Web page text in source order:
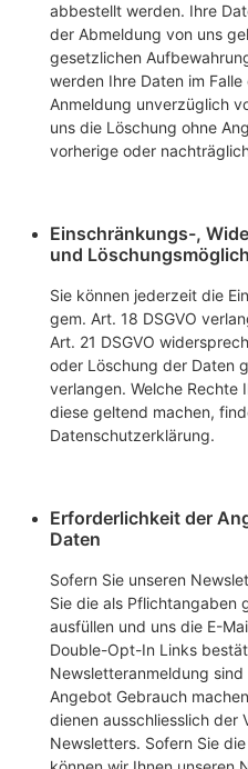
abbestellt werden. Ihre
der Abmeldung von uns
gesetzlichen
werden Ihre Daten im
Anmeldung unverzüglich
uns die Löschung ohne
vorherige oder
Einschränkungs-,
und
Sie können jederzeit die
gem. Art. 18 DSGVO
Art. 21 DSGVO
oder Löschung der Daten
verlangen. Welche Rechte
diese geltend machen,
Datenschutzerklärung.
Erforderlichkeit der
Daten
Sofern Sie unseren
Sie die als Pflichtangaben
ausfüllen und uns die E-
Double-Opt-In Links
Newsletteranmeldung
Angebot Gebrauch
dienen ausschliesslich der
Newsletters. Sofern Sie